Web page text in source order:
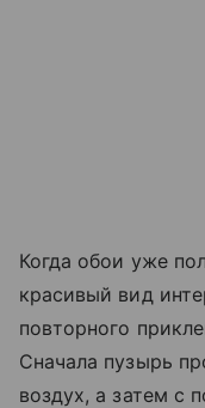
Когда обои уже
красивый вид
повторного
Сначала пузырь
воздух, а затем с